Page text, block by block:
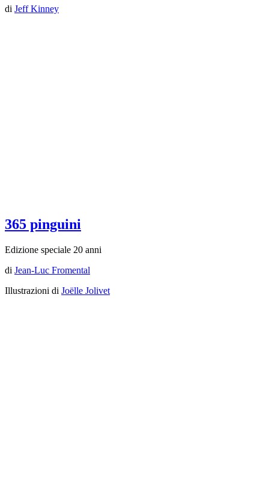
di Jeff Kinney
365 pinguini
Edizione speciale 20 anni
di Jean-Luc Fromental
Illustrazioni di Joëlle Jolivet